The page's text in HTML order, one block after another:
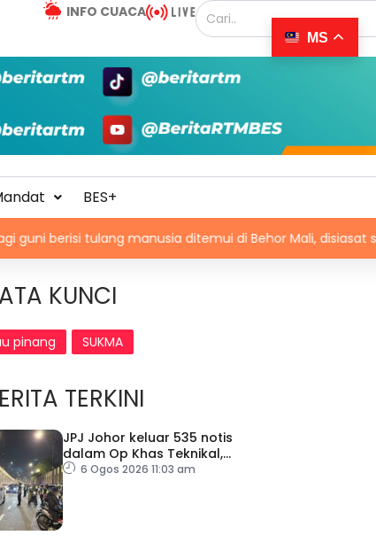
INFO CUACA
BES+
manusia ditemui di Behor Mali, disiasat sebagai kes
KUNCI
pinang SUKMA
TERKINI
JPJ Johor keluar 535 notis
dalam Op Khas Teknikal,
Lampu HID
6 Ogos 2026 11:03 am
MS